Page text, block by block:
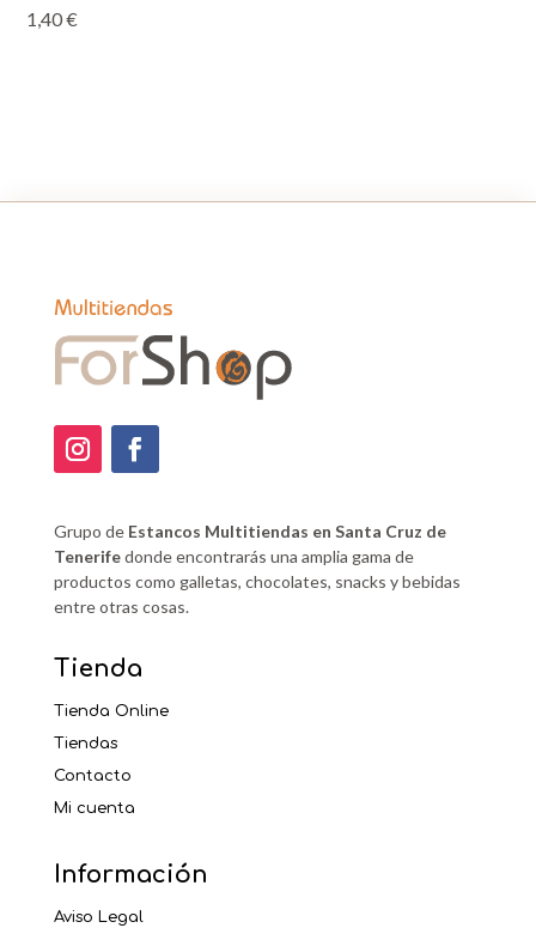
1,40€
Grupo de Estancos Multitiendas en Santa Cruz de
Tenerifedonde encontrarás una amplia gama de
productos como galletas, chocolates, snacks y bebidas
entre otras cosas.
Tienda
Tienda Online
Tiendas
Contacto
Mi cuenta
Información
Aviso Legal